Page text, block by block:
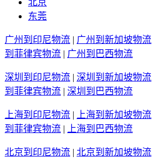
北京
东莞
广州到印尼物流 | 广州到新加坡物流
到菲律宾物流 | 广州到巴西物流
深圳到印尼物流 | 深圳到新加坡物流
到菲律宾物流 | 深圳到巴西物流
上海到印尼物流 | 上海到新加坡物流
到菲律宾物流 | 上海到巴西物流
北京到印尼物流 | 北京到新加坡物流